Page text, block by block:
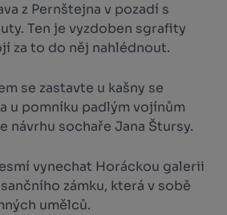
z Pernštejna v pozadí s
Ten je vyzdoben sgrafity
za to do něj nahlédnout.
se zastavte u kašny se
u pomníku padlým vojínům
návrhu sochaře Jana Štursy.
vynechat Horáckou galerii
zámku, která v sobě
umělců.